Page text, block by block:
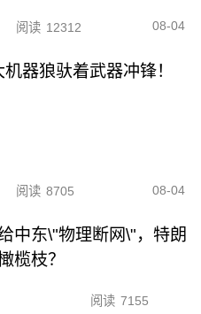
阅读 12312 08-04
器狼驮着武器冲锋！
阅读 8705 08-04
中东\"物理断网\"，特朗
榄枝？
阅读 7155